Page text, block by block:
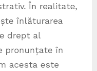
În realitate,
înlăturarea
drept al
pronunțate în
acesta este